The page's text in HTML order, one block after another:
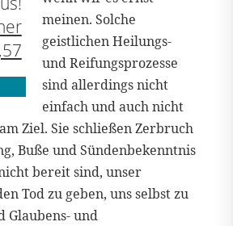
meinen. Solche
geistlichen Heilungs-
und Reifungsprozesse
sind allerdings nicht
einfach und auch nicht
Ziel. Sie schließen Zerbruch
Buße und Sündenbekenntnis
bereit sind, unser
Tod zu geben, uns selbst zu
Glaubens- und